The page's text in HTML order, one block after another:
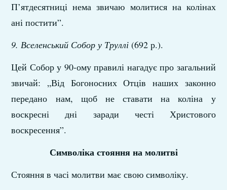
П’ятдесятниці нема звичаю молитися на колінах
ані постити”.
9. Вселенський Собор у Труллі (692 р.).
Цей Собор у 90-ому правилі нагадує про загальний
звичай: „Від Богоносних Отців наших законно
передано нам, щоб не ставати на коліна у
воскресні дні заради честі Христового
воскресення”.
Символіка стояння на молитві
Стояння в часі молитви має свою символіку.